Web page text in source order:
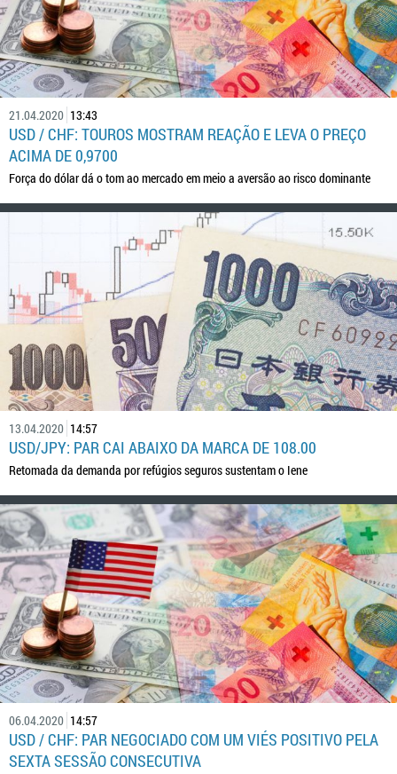
21.04.2020 13:43
USD / CHF: TOUROS MOSTRAM REAÇÃO E LEVA O PREÇO
ACIMA DE 0,9700
Força do dólar dá o tom ao mercado em meio a aversão ao risco dominante
13.04.2020 14:57
USD/JPY: PAR CAI ABAIXO DA MARCA DE 108.00
Retomada da demanda por refúgios seguros sustentam o Iene
06.04.2020 14:57
USD / CHF: PAR NEGOCIADO COM UM VIÉS POSITIVO PELA
SEXTA SESSÃO CONSECUTIVA